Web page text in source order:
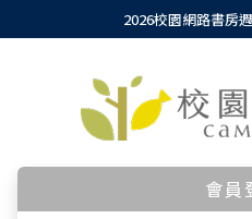
2026校園網路書房
會員